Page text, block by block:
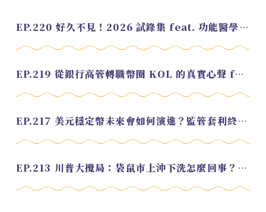
EP.220 好久不見！2026 試錄集 feat. 功能醫學營養師 美寶
EP.219 從銀行高管轉職幣圈 KOL 的真實心聲 feat.龜大
EP.217 美元穩定幣未來會如何演進？監管套利終將收斂？feat. 研究員 余哲安
EP.213 川普大攪局：袋鼠市上沖下洗怎麼回事？feat. Alvin